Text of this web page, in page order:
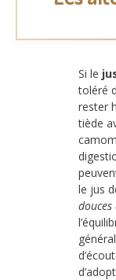
Si le
toléré
rester
tiède
le jus